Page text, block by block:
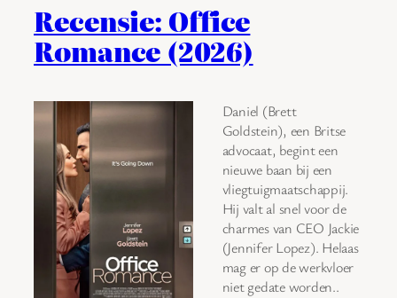
Recensie: Office
Romance (2026)
Daniel (Brett
Goldstein), een Britse
advocaat, begint een
nieuwe baan bij een
vliegtuigmaatschappij.
Hij valt al snel voor de
charmes van CEO Jackie
(Jennifer Lopez). Helaas
mag er op de werkvloer
niet gedate worden..